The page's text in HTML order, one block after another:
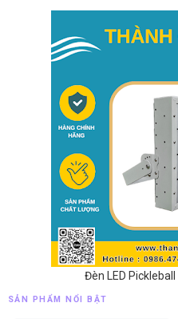
Đèn LED
SẢN PHẨM NỔI BẬT